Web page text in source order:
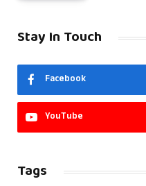
Stay In Touch
Facebook
YouTube
Tags